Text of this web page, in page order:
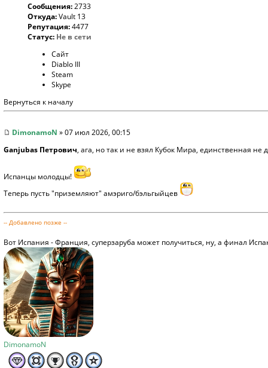
Сообщения:2733
Откуда:Vault 13
Репутация:4477
Статус: Не в сети
Сайт
Diablo III
Steam
Skype
Вернуться к началу
DimonamoN » 07 июл 2026, 00:15
Ganjubas Петрович, ага, но так и не взял Кубок Мира, единственная не
Испанцы молодцы!
Теперь пусть "приземляют" амэриго/бэльгыйцев
-- Добавлено позже --
Вот Испания - Франция, суперзаруба может получиться, ну, а финал
DimonamoN